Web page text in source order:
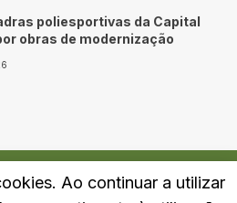
poliesportivas da Capital
obras de modernização
Política de Privacidade
Ao continuar a utilizar